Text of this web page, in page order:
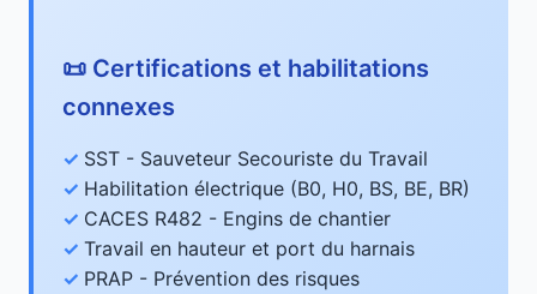
📜 Certifications et habilitations
connexes
SST - Sauveteur Secouriste du Travail
Habilitation électrique (B0, H0, BS, BE, BR)
CACES R482 - Engins de chantier
Travail en hauteur et port du harnais
PRAP - Prévention des risques